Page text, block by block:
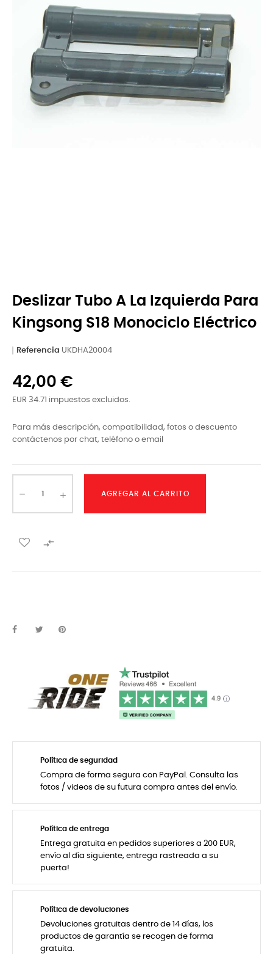
Deslizar Tubo A La Izquierda Para
Kingsong S18 Monociclo Eléctrico
Referencia UKDHA20004
42,00 €
EUR 34.71 impuestos excluidos.
Para más descripción, compatibilidad, fotos o descuento
contáctenos por chat, teléfono o email
AGREGAR AL CARRITO

Política de seguridad
Compra de forma segura con PayPal. Consulta las
fotos / videos de su futura compra antes del envío.
Política de entrega
Entrega gratuita en pedidos superiores a 200 EUR,
envío al día siguiente, entrega rastreada a su
puerta!
Política de devoluciones
Devoluciones gratuitas dentro de 14 días, los
productos de garantía se recogen de forma
gratuita.